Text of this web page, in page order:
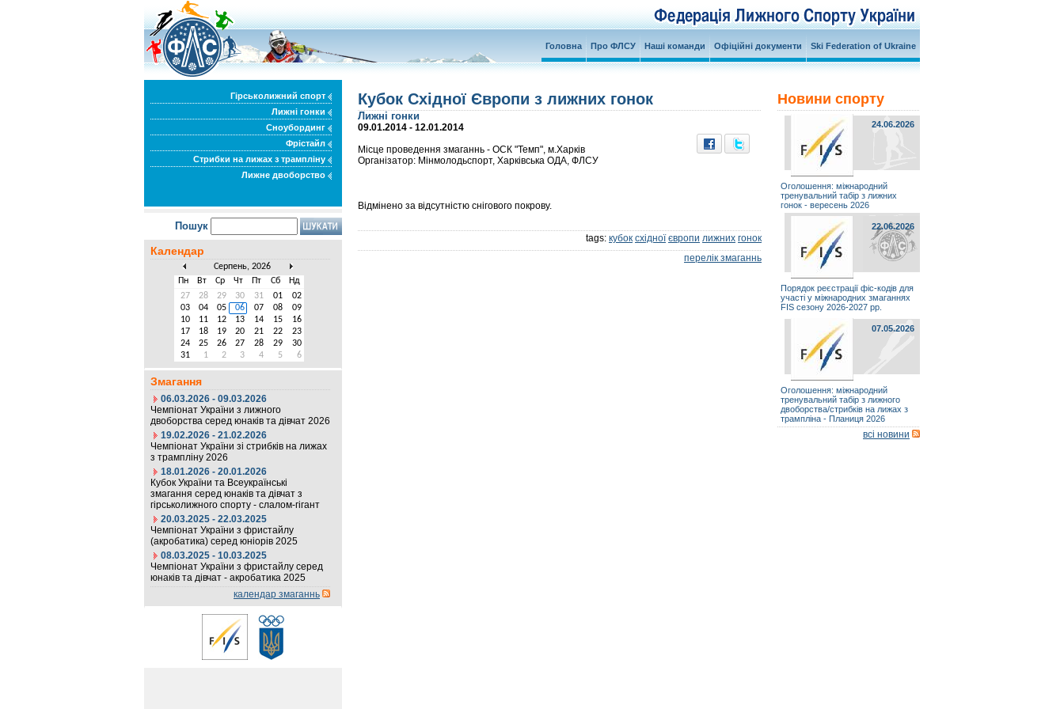
Головна Про ФЛСУ Наші команди Офіційні документи Ski Federation of Ukraine
Гірськолижний спорт
Лижні гонки
Сноубординг
Фрістайл
Стрибки на лижах з трампліну
Лижне двоборство
Пошук
Календар
Серпень, 2026
Пн
Вт Ср Чт Пт Сб
Нд
27
28 29 30 31 01
02
03
04 05 06 07 08
09
10
11 12 13 14 15
16
17
18 19 20 21 22
23
24
25 26 27 28 29
30
31
1 2 3 4 5 6
Змагання
06.03.2026 - 09.03.2026
Чемпіонат України з лижного
двоборства серед юнаків та дівчат 2026
19.02.2026 - 21.02.2026
Чемпіонат України зі стрибків на лижах
з трампліну 2026
18.01.2026 - 20.01.2026
Кубок України та Всеукраїнські
змагання серед юнаків та дівчат з
гірськолижного спорту - слалом-гігант
20.03.2025 - 22.03.2025
Чемпіонат України з фристайлу
(акробатика) серед юніорів 2025
08.03.2025 - 10.03.2025
Чемпіонат України з фристайлу серед
юнаків та дівчат - акробатика 2025
календар змаганнь
Кубок Східної Європи з лижних гонок
Лижні гонки
09.01.2014 - 12.01.2014
Місце проведення змаганнь - ОСК "Темп", м.Харків
Організатор: Мінмолодьспорт, Харківська ОДА, ФЛСУ
Відмінено за відсутністю снігового покрову.
tags: кубок східної європи лижних гонок
перелік змаганнь
Новини спорту
24.06.2026
Оголошення: міжнародний
тренувальний табір з лижних
гонок - вересень 2026
22.06.2026
Порядок реєстрації фіс-кодів для
участі у міжнародних змаганнях
FIS сезону 2026-2027 рр.
07.05.2026
Оголошення: міжнародний
тренувальний табір з лижного
двоборства/стрибків на лижах з
трампліна - Планиця 2026
всі новини